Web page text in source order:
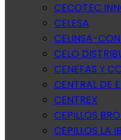
CECOTEC
CELESA
CELINSA-
CELO
CENEFAS Y
CENTRAL DE
CENTREX
CEPILLOS
CEPILLOS LA